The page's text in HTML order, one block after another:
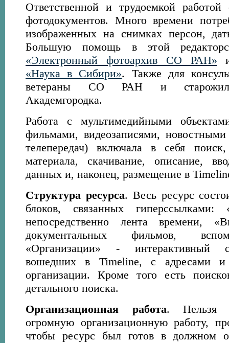
Ответственной и трудоемкой работой
фотодокументов. Много времени
изображенных на снимках персон,
Большую помощь в этой
«Электронный фотоархив СО РАН»
«Наука в Сибири». Также для
ветераны СО РАН и старожилы
Академгородка.
Работа с мультимедийными
фильмами, видеозаписями,
телепередач) включала в себя
материала, скачивание, описание,
данных и, наконец, размещение в
Структура ресурса. Весь ресурс
блоков, связанных
непосредственно лента времени,
документальных фильмов,
«Организации» - интерактивный
вошедших в Timeline, с адресами
организации. Кроме того есть
детального поиска.
Организационная работа. Нельзя
огромную организационную работу,
чтобы ресурс был готов в должном